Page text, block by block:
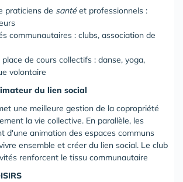
praticiens de santé et professionnels :
communautaires : clubs, association de
de cours collectifs : danse, yoga,
volontaire
du lien social
une meilleure gestion de la copropriété
la vie collective. En parallèle, les
d'une animation des espaces communs
ensemble et créer du lien social. Le club
renforcent le tissu communautaire